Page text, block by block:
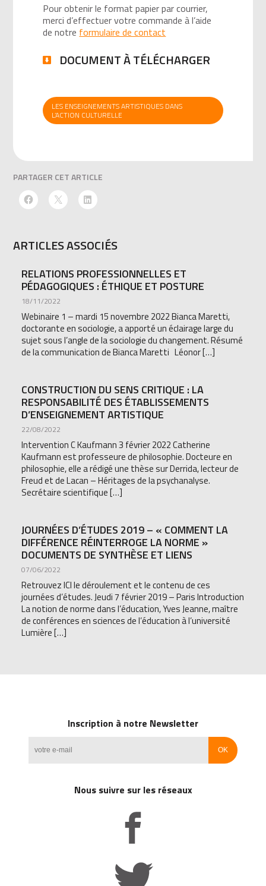
Pour obtenir le format papier par courrier,
merci d’effectuer votre commande à l’aide
de notre formulaire de contact
DOCUMENT À TÉLÉCHARGER
LES ENSEIGNEMENTS ARTISTIQUES DANS
L’ACTION CULTURELLE
PARTAGER CET ARTICLE
ARTICLES ASSOCIÉS
RELATIONS PROFESSIONNELLES ET
PÉDAGOGIQUES : ÉTHIQUE ET POSTURE
18/11/2022
Webinaire 1 – mardi 15 novembre 2022 Bianca Maretti,
doctorante en sociologie, a apporté un éclairage large du
sujet sous l’angle de la sociologie du changement. Résumé
de la communication de Bianca Maretti Léonor […]
CONSTRUCTION DU SENS CRITIQUE : LA
RESPONSABILITÉ DES ÉTABLISSEMENTS
D’ENSEIGNEMENT ARTISTIQUE
22/08/2022
Intervention C Kaufmann 3 février 2022 Catherine
Kaufmann est professeure de philosophie. Docteure en
philosophie, elle a rédigé une thèse sur Derrida, lecteur de
Freud et de Lacan – Héritages de la psychanalyse.
Secrétaire scientifique […]
JOURNÉES D’ÉTUDES 2019 – « COMMENT LA
DIFFÉRENCE RÉINTERROGE LA NORME »
DOCUMENTS DE SYNTHÈSE ET LIENS
07/06/2022
Retrouvez ICI le déroulement et le contenu de ces
journées d’études. Jeudi 7 février 2019 – Paris Introduction
La notion de norme dans l’éducation, Yves Jeanne, maître
de conférences en sciences de l’éducation à l’université
Lumière […]
Inscription à notre Newsletter
Nous suivre sur les réseaux